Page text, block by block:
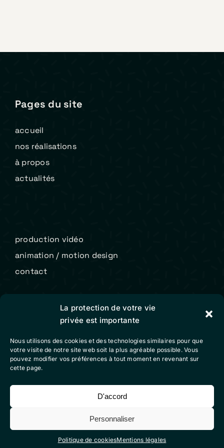
La protection de votre vie
privée est importante
Nous utilisons des cookies et des technologies similaires pour que
votre visite de notre site web soit la plus agréable possible. Vous
pouvez modifier vos préférences à tout moment en revenant sur
cette page.
D'accord
Personnaliser
Politique de cookiesMentions légales
Pages du site
accueil
nos réalisations
à propos
actualités
production vidéo
animation / motion design
contact
Colibri Vidéo
conditions générales de vente
politique de cookies (eu)
Suivez-nous sur nos réseaux sociaux